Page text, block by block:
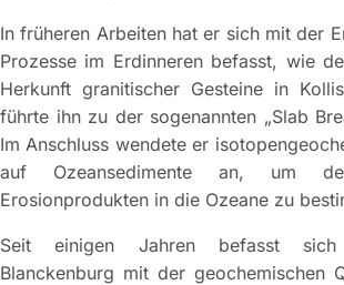
In früheren Arbeiten hat er sich mit der
Prozesse im Erdinneren befasst, wie
Herkunft granitischer Gesteine in
führte ihn zu der sogenannten „Slab
Im Anschluss wendete er
auf Ozeansedimente an, um
Erosionprodukten in die Ozeane zu
Seit einigen Jahren befasst
Blanckenburg mit der geochemischen